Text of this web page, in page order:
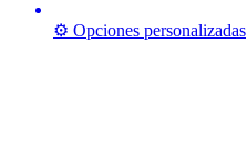
⚙️ Opciones personalizadas